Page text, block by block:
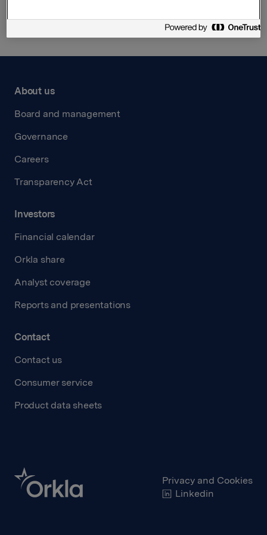
About us
Board and management
Governance
Careers
Transparency Act
Investors
Financial calendar
Orkla share
Analyst coverage
Reports and presentations
Contact
Contact us
Consumer service
Product data sheets
Privacy and Cookies
Linkedin